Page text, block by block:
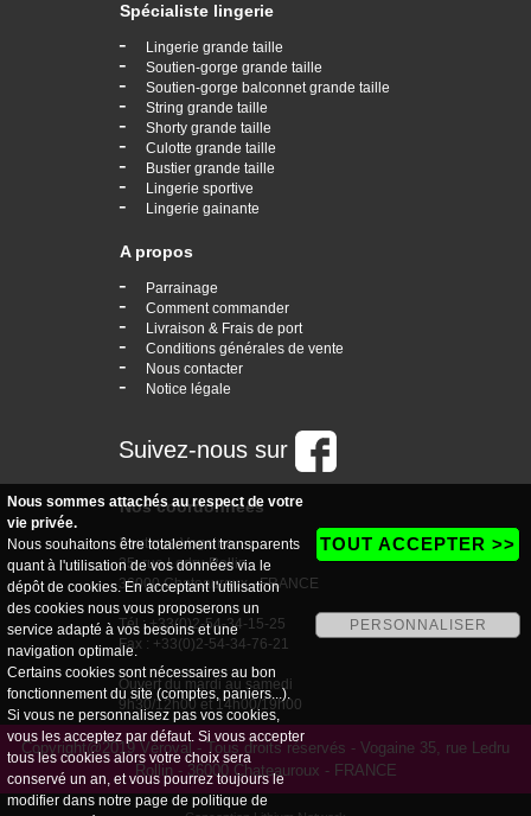
Spécialiste lingerie
- Lingerie grande taille
- Soutien-gorge grande taille
- Soutien-gorge balconnet grande taille
- String grande taille
- Shorty grande taille
- Culotte grande taille
- Bustier grande taille
- Lingerie sportive
- Lingerie gainante
A propos
- Parrainage
- Comment commander
- Livraison & Frais de port
- Conditions générales de vente
- Nous contacter
- Notice légale
Suivez-nous sur
Nos coordonnées
boutique Vogaine
35, rue Ledru Rollin
36000 Chateauroux - FRANCE
Tél : +33(0)2-54-34-15-25
Fax : +33(0)2-54-34-76-21
Ouvert du mardi au samedi
9h30/12h00 et 14h00/19h00
Copyright@2019 Véroval - Tous droits réservés - Vogaine 35, rue Ledru
Rollin - 36000 Chateauroux - FRANCE
Nous sommes attachés au respect de votre
vie privée.
Nous souhaitons être totalement transparents
quant à l'utilisation de vos données via le
dépôt de cookies. En acceptant l'utilisation
des cookies nous vous proposerons un
service adapté à vos besoins et une
navigation optimale.
Certains cookies sont nécessaires au bon
fonctionnement du site (comptes, paniers...).
Si vous ne personnalisez pas vos cookies,
vous les acceptez par défaut. Si vous accepter
tous les cookies alors votre choix sera
conservé un an, et vous pourrez toujours le
modifier dans notre page de politique de
TOUT ACCEPTER >>
PERSONNALISER